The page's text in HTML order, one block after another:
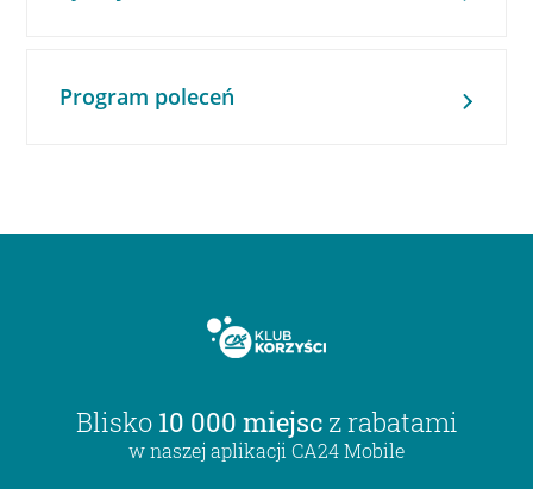
Program poleceń
Blisko 10 000 miejsc z rabatami
w naszej aplikacji CA24 Mobile